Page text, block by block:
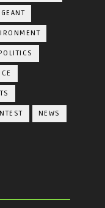
NEWS